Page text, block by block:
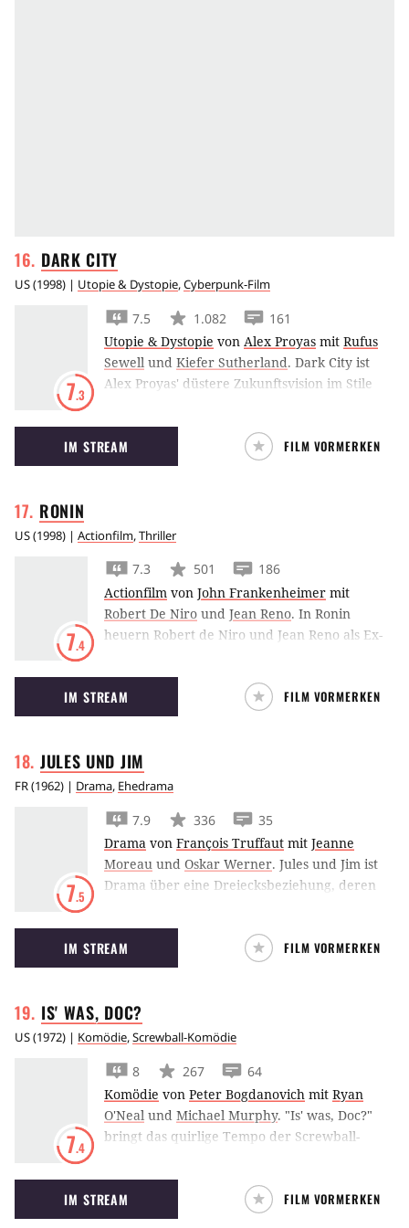
DARKCITY
US(1998) | Utopie & Dystopie,Cyberpunk-Film
7.3
7.5 1.082
161
Utopie & Dystopie von Alex Proyas mit Rufus
Sewell und Kiefer Sutherland. Dark City ist
Alex Proyas' düstere Zukunftsvision im Stile
IM STREAM FILM VORMERKEN
RONIN
US(1998) | Actionfilm,Thriller
7.4
7.3 501
186
Actionfilm von John Frankenheimer mit
Robert De Niro und Jean Reno. In Ronin
heuern Robert de Niro und Jean Reno als Ex-
was zu aufwendigen Autorverfolgungsjagden
quer durch Frankreich führt.
IM STREAM FILM VORMERKEN
JULES UND JIM
FR(1962) | Drama, Ehedrama
7.5
7.9 336
35
Drama von François Truffaut mit Jeanne
Moreau und Oskar Werner. Jules und Jim ist
Drama über eine Dreiecksbeziehung, deren
anfängt.
IM STREAM FILM VORMERKEN
IS' WAS, DOC?
US(1972) | Komödie,Screwball-Komödie
7.4
8 267
64
Komödie von Peter Bogdanovich mit Ryan
O'Neal und Michael Murphy. "Is' was, Doc?"
bringt das quirlige Tempo der Screwball-
geht um Reisetaschen, die verwechselt
werden, um übergeschnappte Dialoge, um
traumhafte Beispiele für die Kunst,
IM STREAM FILM VORMERKEN